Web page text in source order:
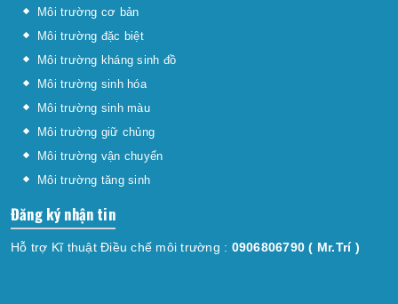
Môi trường cơ bản
Môi trường đặc biệt
Môi trường kháng sinh đồ
Môi trường sinh hóa
Môi trường sinh màu
Môi trường giữ chủng
Môi trường vận chuyển
Môi trường tăng sinh
Đăng ký nhận tin
Hỗ trợ Kĩ thuật Điều chế môi trường : 0906806790 ( Mr.Trí )